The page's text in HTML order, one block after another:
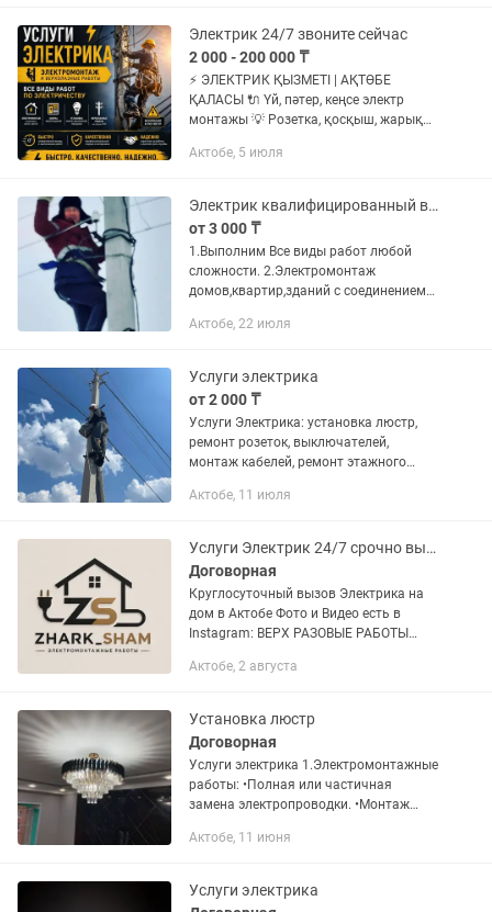
Электрик 24/7 звоните сейчас
2 000 - 200 000 ₸
⚡ ЭЛЕКТРИК ҚЫЗМЕТІ | АҚТӨБЕ
ҚАЛАСЫ 🔌 Үй, пәтер, кеңсе электр
монтажы 💡 Розетка, қосқыш, жарық
толық ауыстыру 🛡️ Электр қалқаны
үйге...
Актобе, 5 июля
Электрик квалифицированный в Актобе
от 3 000 ₸
1.Выполним Все виды работ любой
сложности. 2.Электромонтаж
домов,квартир,зданий с соединением
подстанций. 3.Аварийный вызов.
Актобе, 22 июля
Услуги электрика
от 2 000 ₸
Услуги Электрика: установка люстр,
ремонт розеток, выключателей,
монтаж кабелей, ремонт этажного
Актобе, 11 июля
Услуги Электрик 24/7 срочно выезд КРУГЛОСУТОЧНО на дом
Договорная
Круглосуточный вызов Электрика на
дом в Актобе Фото и Видео есть в
Instagram: ВЕРХ РАЗОВЫЕ РАБОТЫ
качественнооооооооооооооооооооооо
Актобе, 2 августа
Установка люстр
Договорная
Услуги электрика 1.Электромонтажные
работы: •Полная или частичная
замена электропроводки. •Монтаж
домах и офисах. •Прокладка кабелей в
Актобе, 11 июня
Услуги электрика